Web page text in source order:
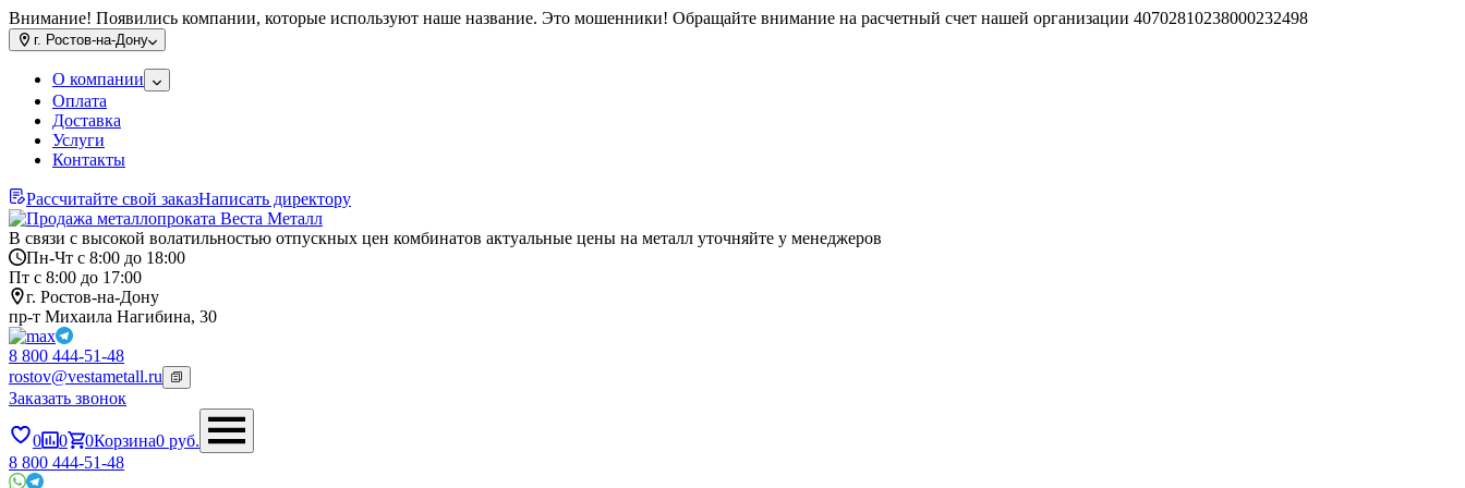
Внимание! Появились компании, которые используют наше название. Это мошенники! Обращайте внимание на расчетный счет нашей организации 40702810238000232498
г. Ростов-на-Дону
О компании
Оплата
Доставка
Услуги
Контакты
Рассчитайте свой заказНаписать директору
В связи с высокой волатильностью отпускных цен комбинатов актуальные цены на металл уточняйте у менеджеров
Пн-Чт с 8:00 до 18:00
Пт с 8:00 до 17:00
г. Ростов-на-Дону
пр-т Михаила Нагибина, 30
8 800 444-51-48
rostov@vestametall.ru
Заказать звонок
0 0 0Корзина0 руб.
8 800 444-51-48